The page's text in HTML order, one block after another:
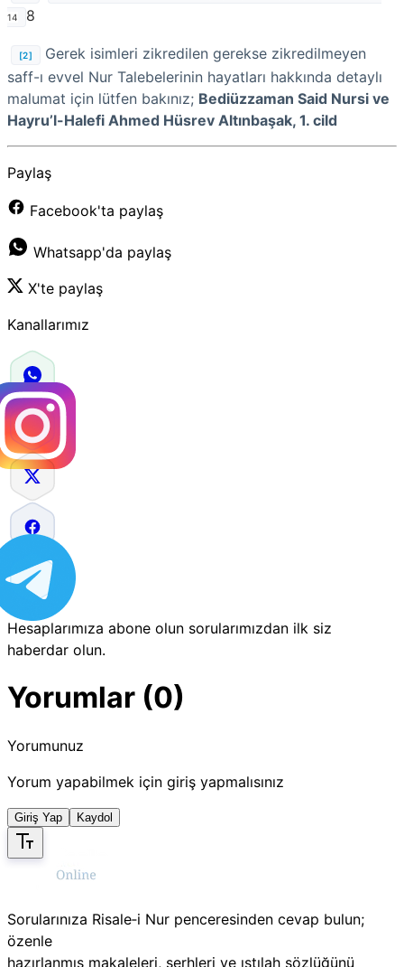
14 8
[2]
Gerek isimleri zikredilen gerekse zikredilmeyen
saff-ı evvel Nur Talebelerinin hayatları hakkında detaylı
malumat için lütfen bakınız; Bediüzzaman Said Nursi ve
Hayru’l-Halefi Ahmed Hüsrev Altınbaşak, 1. cild
Paylaş
Facebook'ta paylaş
Whatsapp'da paylaş
X'te paylaş
Kanallarımız
Hesaplarımıza abone olun sorularımızdan ilk siz
haberdar olun.
Yorumlar (0)
Yorumunuz
Yorum yapabilmek için giriş yapmalısınız
Giriş Yap Kaydol
Sorularınıza Risale‑i Nur penceresinden cevap bulun;
özenle
hazırlanmış makaleleri, şerhleri ve ıstılah sözlüğünü